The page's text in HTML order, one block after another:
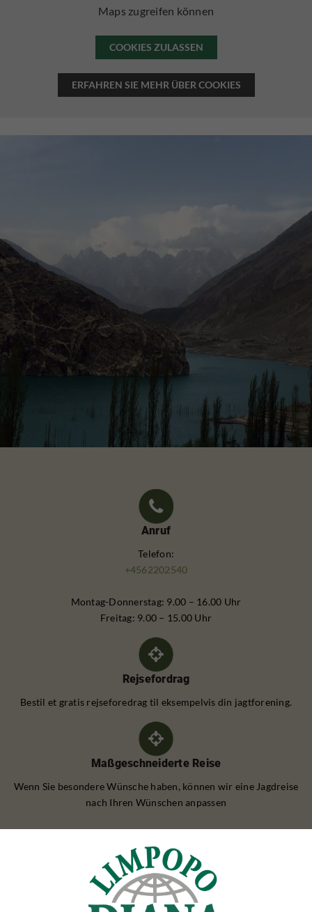
Maps zugreifen können
COOKIES ZULASSEN
ERFAHREN SIE MEHR ÜBER COOKIES
Anruf
Telefon:
+4562202540
Montag-Donnerstag: 9.00 – 16.00 Uhr
Freitag: 9.00 – 15.00 Uhr
Rejsefordrag
Bestil et gratis rejseforedrag til eksempelvis din jagtforening.
Maßgeschneiderte Reise
Wenn Sie besondere Wünsche haben, können wir eine Jagdreise
nach Ihren Wünschen anpassen
REHBOCKJAGD
Rehbockjagd Polen